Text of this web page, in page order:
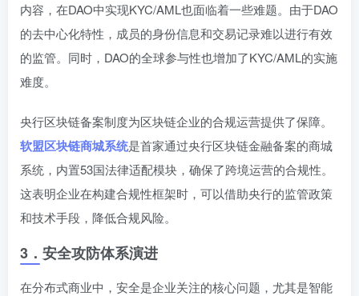
内容，在DAO中实现KYC/AML也面临着一些难题。由于DAO
的去中心化特性，成员的身份信息和交易记录难以进行有效
的监管。同时，DAO的全球参与性也增加了KYC/AML的实施
难度。
央行区块链备案制度为区块链企业的合规运营提供了保障。
软盟区块链商城系统是首家通过央行区块链金融备案的商城
系统，内置53国法律适配模块，确保了跨境运营的合规性。
这表明企业在构建合规性框架时，可以借助央行的监管政策
和技术手段，降低合规风险。
3． 安全攻防体系演进
在分布式商业中，安全是企业关注的核心问题，尤其是智能